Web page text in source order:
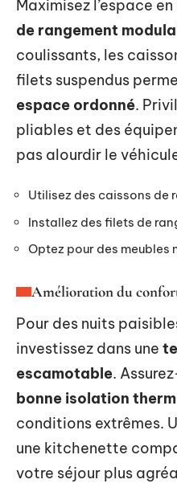
Maximisez l’espace
de rangement
coulissants, les
filets suspendus
espace ordonné.
pliables et des
pas alourdir le
Utilisez des caissons de
Installez des filets de
Optez pour des meubles
Amélioration du
Pour des nuits
investissez dans une
escamotable.
bonne isolation
conditions extrêmes.
une kitchenette
votre séjour plus